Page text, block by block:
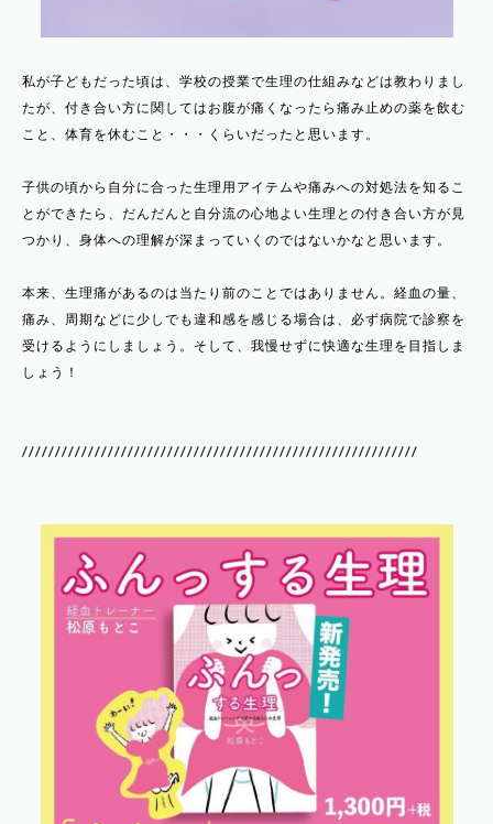
私が子どもだった頃は、学校の授業で生理の仕組みなどは教わりまし
たが、付き合い方に関してはお腹が痛くなったら痛み止めの薬を飲む
こと、体育を休むこと・・・くらいだったと思います。
子供の頃から自分に合った生理用アイテムや痛みへの対処法を知るこ
とができたら、だんだんと自分流の心地よい生理との付き合い方が見
つかり、身体への理解が深まっていくのではないかなと思います。
本来、生理痛があるのは当たり前のことではありません。経血の量、
痛み、周期などに少しでも違和感を感じる場合は、必ず病院で診察を
受けるようにしましょう。そして、我慢せずに快適な生理を目指しま
しょう！
////////////////////////////////////////////////////////////